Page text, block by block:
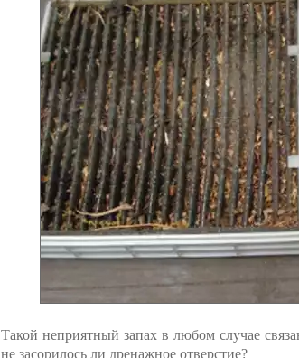
Такой неприятный запах в любом случае
не засорилось ли дренажное отверстие?